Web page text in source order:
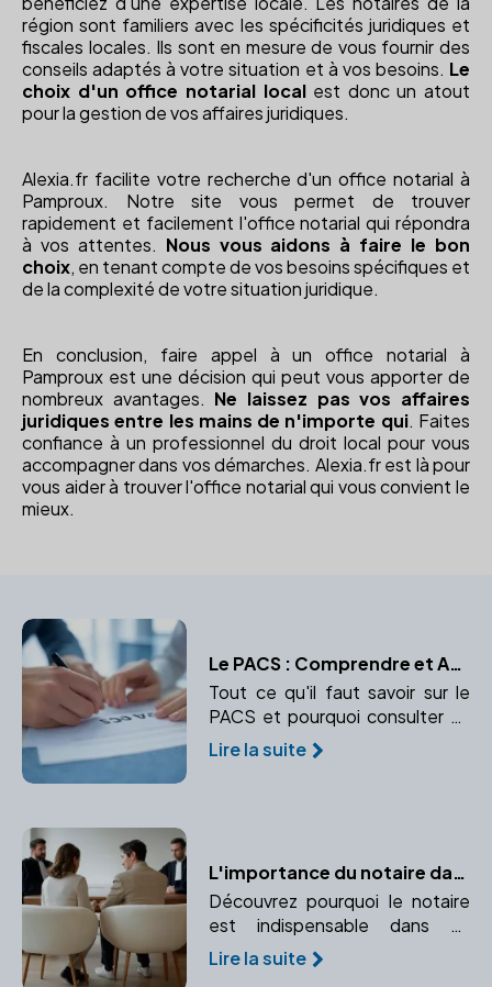
région sont familiers avec les spécificités juridiques et
fiscales locales. Ils sont en mesure de vous fournir des
conseils adaptés à votre situation et à vos besoins. Le
choix d'un office notarial localest donc un atout
pour la gestion de vos affaires juridiques.
Alexia.fr facilite votre recherche d'un office notarial à
Pamproux. Notre site vous permet de trouver
rapidement et facilement l'office notarial qui répondra
à vos attentes. Nous vous aidons à faire le bon
choix, en tenant compte de vos besoins spécifiques et
de la complexité de votre situation juridique.
En conclusion, faire appel à un office notarial à
Pamproux est une décision qui peut vous apporter de
nombreux avantages. Ne laissez pas vos affaires
juridiques entre les mains de n'importe qui. Faites
confiance à un professionnel du droit local pour vous
accompagner dans vos démarches. Alexia.fr est là pour
vous aider à trouver l'office notarial qui vous convient le
mieux.
Le PACS : Comprendre et Agir avec l'Aide d'un Notaire
Tout ce qu'il faut savoir sur le
PACS et pourquoi consulter un
notaire est essentiel.
Lire la suite
L'importance du notaire dans un divorce par consentement mutuel
Découvrez pourquoi le notaire
est indispensable dans un
divorce par consentement
mutuel et comment il garantit la
Lire la suite